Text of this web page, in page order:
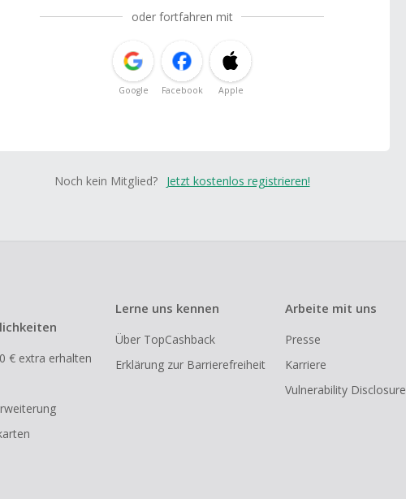
oder fortfahren mit
Google Facebook Apple
Noch kein Mitglied? Jetzt kostenlos registrieren!
€ extra erhalten
Lerne uns kennen
Über TopCashback
Erklärung zur Barrierefreiheit
Arbeite mit uns
Presse
Karriere
Vulnerability Disclosure